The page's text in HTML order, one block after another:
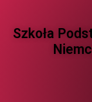
Szkoła